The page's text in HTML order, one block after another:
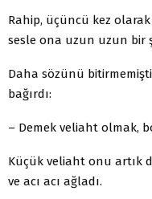
Rahip, üçüncü kez
sesle ona uzun uzun bir
Daha sözünü
bağırdı:
– Demek veliaht olmak,
Küçük veliaht onu artık
ve acı acı ağladı.